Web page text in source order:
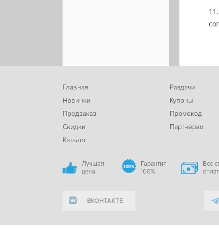
Главная
Новинки
Предзаказ
Скидки
Каталог
Раздачи
Купоны
Промокод
Партнерам
Лучшая
цена
Гарантия
100%
Все
ВКОНТАКТЕ